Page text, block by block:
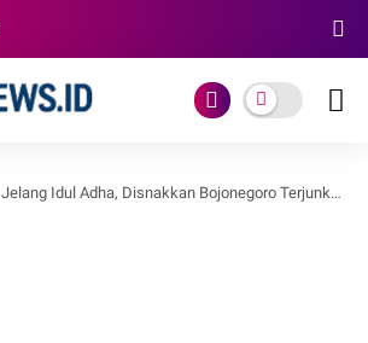
Jelang Idul Adha, Disnakkan Bojonegoro Terjunkan Tim untuk Pastikan Kesehatan Hewan Kurban